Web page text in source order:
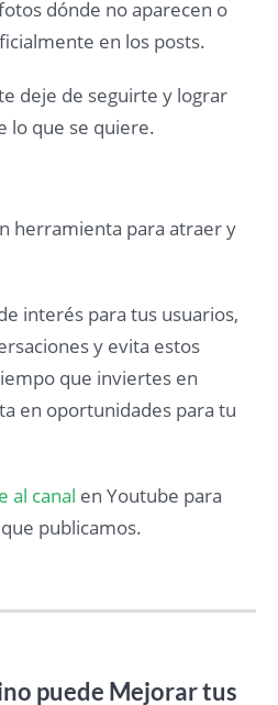
dónde no aparecen o
en los posts.
deje de seguirte y lograr
lo que se quiere.
herramienta para atraer y
interés para tus usuarios,
y evita estos
que inviertes en
en oportunidades para tu
al canal en Youtube para
publicamos.
puede Mejorar tus